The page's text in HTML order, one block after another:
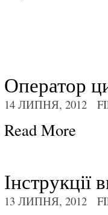
Оператор
14 ЛИПНЯ, 2012
Read More
Інструкції
13 ЛИПНЯ, 2012